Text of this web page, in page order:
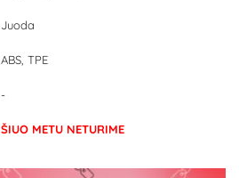
Juoda
ABS, TPE
-
ŠIUO METU NETURIME